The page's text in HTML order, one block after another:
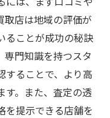
取店は地域の評価が
ることが成功の秘訣
専門知識を持つスタ
することで、より高
す。また、査定の透
を提示できる店舗を